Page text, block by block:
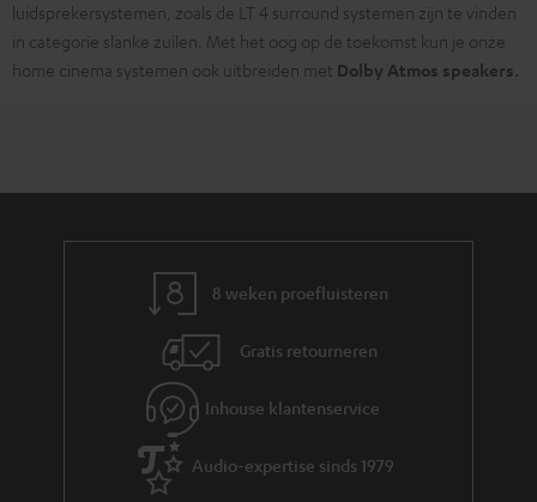
luidsprekersystemen, zoals de LT 4 surround systemen zijn te vinden
in categorie slanke zuilen. Met het oog op de toekomst kun je onze
home cinema systemen ook uitbreiden met Dolby Atmos speakers.
8 weken proefluisteren
Gratis retourneren
Inhouse klantenservice
Audio-expertise sinds 1979